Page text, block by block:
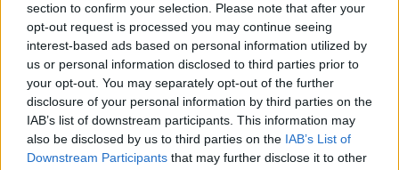
section to confirm your selection. Please note that after your
opt-out request is processed you may continue seeing
interest-based ads based on personal information utilized by
us or personal information disclosed to third parties prior to
your opt-out. You may separately opt-out of the further
disclosure of your personal information by third parties on the
IAB’s list of downstream participants. This information may
also be disclosed by us to third parties on the IAB’s List of
Downstream Participants that may further disclose it to other
Petróleo Brent cai 8.3% e arrasta commodities em agosto de
2026
Rafael Oliveira · 6 ago 2026